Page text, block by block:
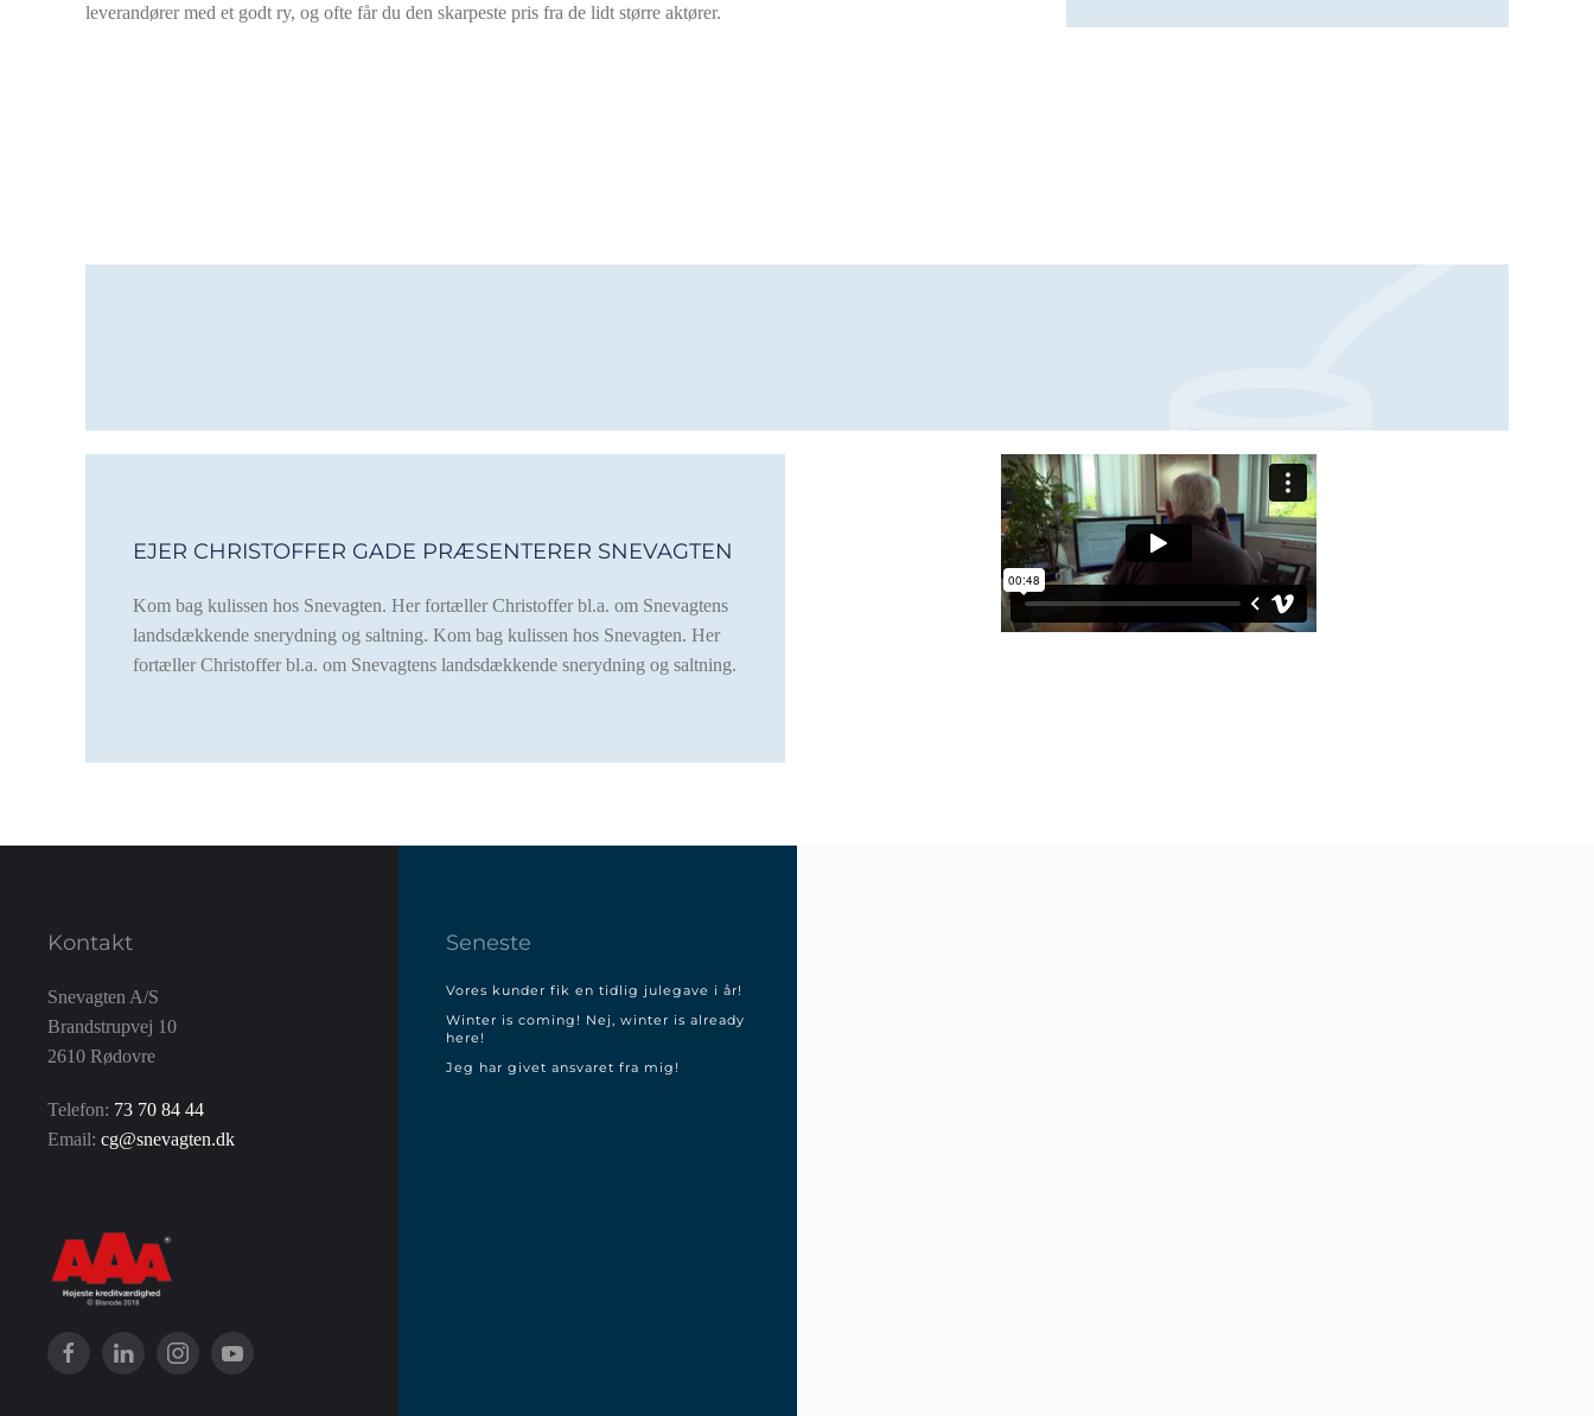
leverandører med et godt ry, og ofte får du den skarpeste pris fra de lidt større aktører.
EJER CHRISTOFFER GADE PRÆSENTERER SNEVAGTEN
Kom bag kulissen hos Snevagten. Her fortæller Christoffer bl.a. om Snevagtens
landsdækkende snerydning og saltning. Kom bag kulissen hos Snevagten. Her
fortæller Christoffer bl.a. om Snevagtens landsdækkende snerydning og saltning.
Kontakt
Snevagten A/S
Brandstrupvej 10
2610 Rødovre
Telefon: 73 70 84 44
Email: cg@snevagten.dk
Seneste
Vores kunder fik en tidlig julegave i år!
Winter is coming! Nej, winter is already
here!
Jeg har givet ansvaret fra mig!